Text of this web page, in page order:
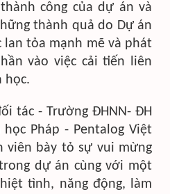
công của dự án và
thành quả do Dự án
tỏa mạnh mẽ và phát
vào việc cải tiến liên
học.
tác - Trường ĐHNN- ĐH
Pháp - Pentalog Việt
viên bày tỏ sự vui mừng
dự án cùng với một
tình, năng động, làm